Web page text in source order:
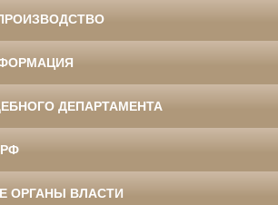
ДЕПАРТАМЕНТА
ОРГАНЫ ВЛАСТИ